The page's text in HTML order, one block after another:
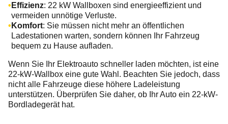
Effizienz: 22 kW Wallboxen sind energieeffizient und
vermeiden unnötige Verluste.
Komfort: Sie müssen nicht mehr an öffentlichen
Ladestationen warten, sondern können Ihr Fahrzeug
bequem zu Hause aufladen.
Wenn Sie Ihr Elektroauto schneller laden möchten, ist eine
22-kW-Wallbox eine gute Wahl. Beachten Sie jedoch, dass
nicht alle Fahrzeuge diese höhere Ladeleistung
unterstützen. Überprüfen Sie daher, ob Ihr Auto ein 22-kW-
Bordladegerät hat.